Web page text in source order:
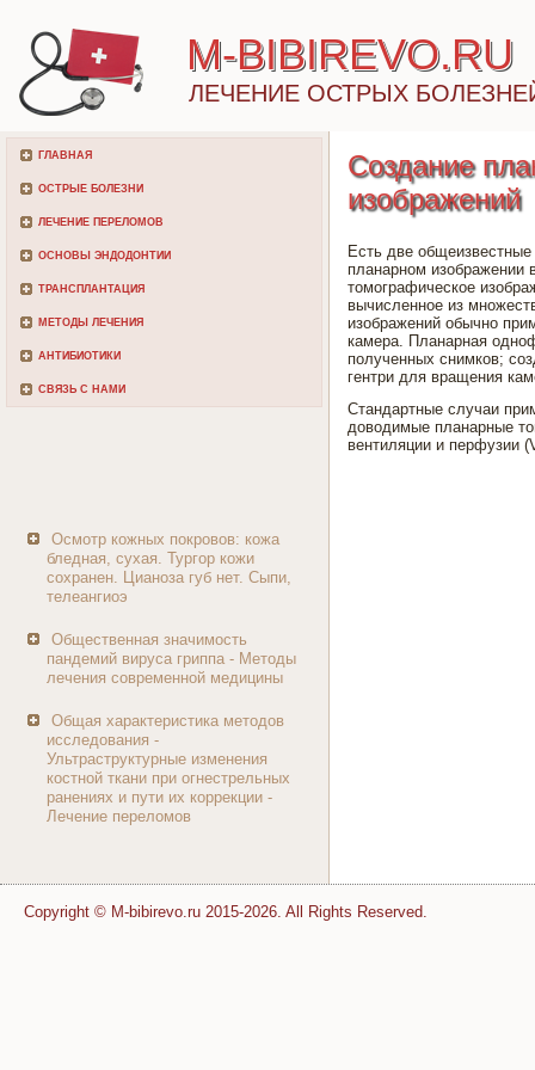
M-BIBIREVO.RU
ЛЕЧЕНИЕ ОСТРЫХ
ГЛАВНАЯ
ОСТРЫЕ БОЛЕЗНИ
ЛЕЧЕНИЕ ПЕРЕЛОМОВ
ОСНОВЫ ЭНДОДОНТИИ
ТРАНСПЛАНТАЦИЯ
МЕТОДЫ ЛЕЧЕНИЯ
АНТИБИОТИКИ
СВЯЗЬ С НАМИ
Осмотр кожных покровов: кожа
бледная, сухая. Тургор кожи
сохранен. Цианоза губ нет. Сыпи,
телеангиоэ
Общественная значимость
пандемий вируса гриппа - Методы
лечения современной медицины
Общая характеристика методов
исследования -
Ультраструктурные изменения
костной ткани при огнестрельных
ранениях и пути их коррекции -
Лечение переломов
Создание
изображений
Есть две
планарном изображении
томографическое
вычисленное из
изображений обычно
камера. Планарная
полученных снимков;
гентри для вращения
Стандартные случаи
доводимые планарные
вентиляции и перфузии
Copyright © M-bibirevo.ru 2015-2026. All Rights Reserved.